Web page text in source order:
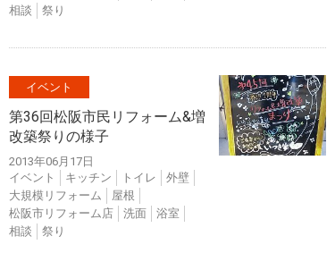
相談
祭り
イベント
第36回松阪市民リフォーム&増
改築祭りの様子
2013年06月17日
イベント
キッチン トイレ
外壁
大規模リフォーム
屋根
松阪市リフォーム店
洗面
浴室
相談
祭り